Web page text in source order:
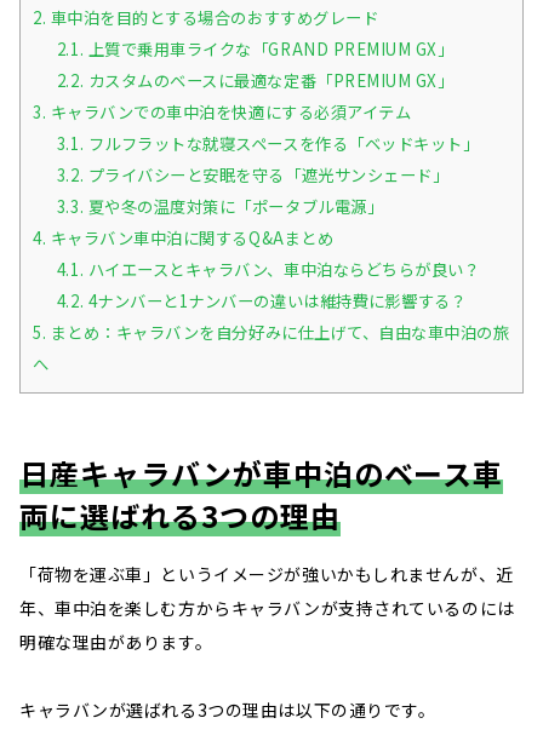
2. 車中泊を目的とする場合のおすすめグレード
2.1. 上質で乗用車ライクな「GRAND PREMIUM GX」
2.2. カスタムのベースに最適な定番「PREMIUM GX」
3. キャラバンでの車中泊を快適にする必須アイテム
3.1. フルフラットな就寝スペースを作る「ベッドキット」
3.2. プライバシーと安眠を守る「遮光サンシェード」
3.3. 夏や冬の温度対策に「ポータブル電源」
4. キャラバン車中泊に関するQ&Aまとめ
4.1. ハイエースとキャラバン、車中泊ならどちらが良い？
4.2. 4ナンバーと1ナンバーの違いは維持費に影響する？
5. まとめ：キャラバンを自分好みに仕上げて、自由な車中泊の旅
へ
日産キャラバンが車中泊のベース車
両に選ばれる3つの理由
「荷物を運ぶ車」というイメージが強いかもしれませんが、近
年、車中泊を楽しむ方からキャラバンが支持されているのには
明確な理由があります。
キャラバンが選ばれる3つの理由は以下の通りです。